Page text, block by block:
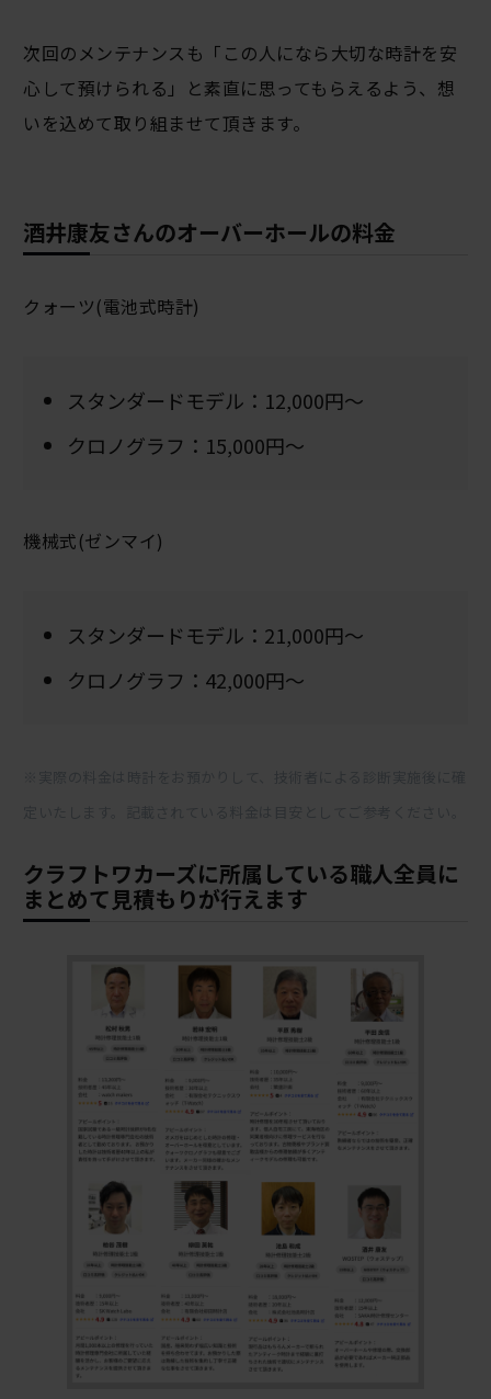
次回のメンテナンスも「この人になら大切な時計を安
心して預けられる」と素直に思ってもらえるよう、想
いを込めて取り組ませて頂きます。
酒井康友さんのオーバーホールの料金
クォーツ(電池式時計)
スタンダードモデル：12,000円～
クロノグラフ：15,000円～
機械式(ゼンマイ)
スタンダードモデル：21,000円～
クロノグラフ：42,000円～
クラフトワカーズに所属している職人全員に
まとめて見積もりが行えます